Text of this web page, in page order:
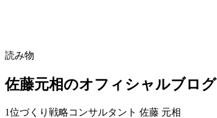
読み物
佐藤元相のオフィシャルブログ
1位づくり戦略コンサルタント 佐藤 元相